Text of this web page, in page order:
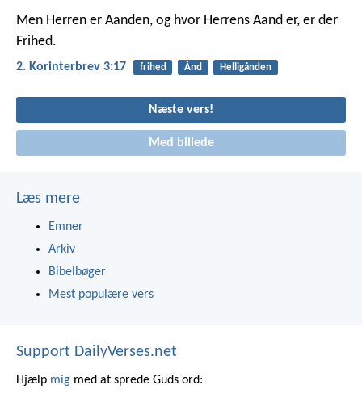
Men Herren er Aanden, og hvor Herrens Aand er, er der
Frihed.
2. Korinterbrev 3:17 frihed Ånd Helligånden
Næste vers!
Med billede
Læs mere
Emner
Arkiv
Bibelbøger
Mest populære vers
Support DailyVerses.net
Hjælp mig med at sprede Guds ord: